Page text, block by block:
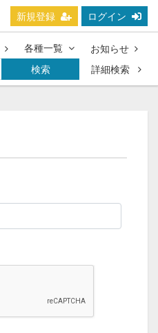
新規登録 ログイン
各種一覧
お知らせ
検索
詳細検索